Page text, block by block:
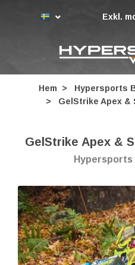
Exkl.
Hem
Hypersports
GelStrike Apex &
GelStrike Apex &
Hypersports